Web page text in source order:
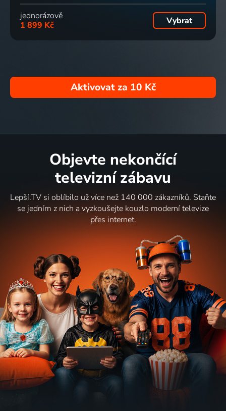
jednorázově
1 899 Kč
Vybrat
Aktivovat za 10 Kč
Objevte nekončící
televizní zábavu
Lepší.TV si oblíbilo už více než 140 000 zákazníků. Staňte
se jedním z nich a vyzkoušejte kouzlo moderní televize
přes internet.